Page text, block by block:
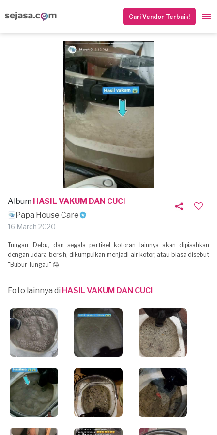
Cari Vendor Terbaik!
Album HASIL VAKUM DAN CUCI
Papa House Care
16 March 2020
Tungau, Debu, dan segala partikel kotoran lainnya akan dipisahkan
dengan udara bersih, dikumpulkan menjadi air kotor, atau biasa disebut
"Bubur Tungau" 😱
Foto lainnya di HASIL VAKUM DAN CUCI